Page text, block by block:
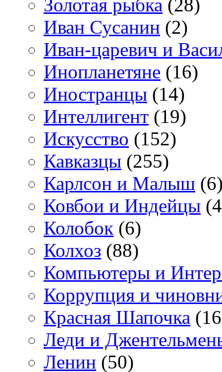
Золотая рыбка (28)
Иван Сусанин (2)
Иван-царевич и
Инопланетяне (16)
Иностранцы (14)
Интеллигент (19)
Искусство (152)
Кавказцы (255)
Карлсон и Малыш
Ковбои и Индейцы
Колобок (6)
Колхоз (88)
Компьютеры и
Коррупция и
Красная Шапочка
Леди и
Ленин (50)